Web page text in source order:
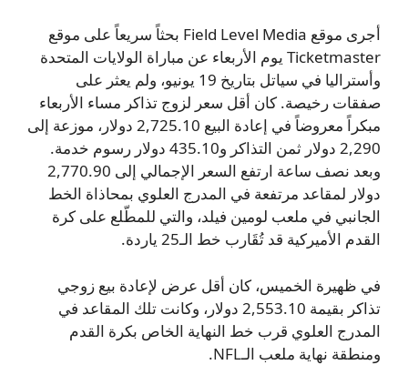
أجرى موقع Field Level Media بحثاً سريعاً على موقع
Ticketmaster يوم الأربعاء عن مباراة الولايات المتحدة
وأستراليا في سياتل بتاريخ 19 يونيو، ولم يعثر على
صفقات رخيصة. كان أقل سعر لزوج تذاكر مساء الأربعاء
مبكراً معروضاً في إعادة البيع 2,725.10 دولار، موزعة إلى
2,290 دولار ثمن التذاكر و435.10 دولار رسوم خدمة.
وبعد نصف ساعة ارتفع السعر الإجمالي إلى 2,770.90
دولار لمقاعد مرتفعة في المدرج العلوي بمحاذاة الخط
الجانبي في ملعب لومين فيلد، والتي للمطّلع على كرة
القدم الأميركية قد تُقَارب خط الـ25 ياردة.
في ظهيرة الخميس، كان أقل عرض لإعادة بيع زوجي
تذاكر بقيمة 2,553.10 دولار، وكانت تلك المقاعد في
المدرج العلوي قرب خط النهاية الخاص بكرة القدم
ومنطقة نهاية ملعب الـNFL.